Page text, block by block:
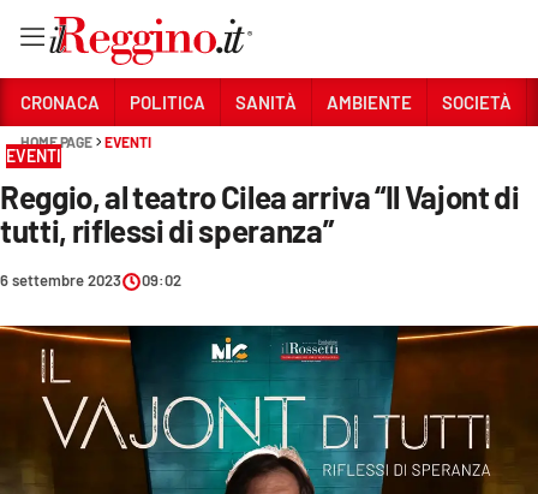
Sezioni
CRONACA
POLITICA
AMBIENTE
SOCIETÀ
CRONACA POLITICA SANITÀ AMBIENTE SOCIETÀ
HOME PAGE EVENTI
EVENTI
Reggio, al teatro Cilea arriva “Il Vajont di
tutti, riflessi di speranza”
6 settembre 2023 09:02